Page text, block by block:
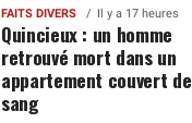
FAITS DIVERS Il y a 17 heures
Quincieux : un homme
retrouvé mort dans un
appartement couvert de
sang